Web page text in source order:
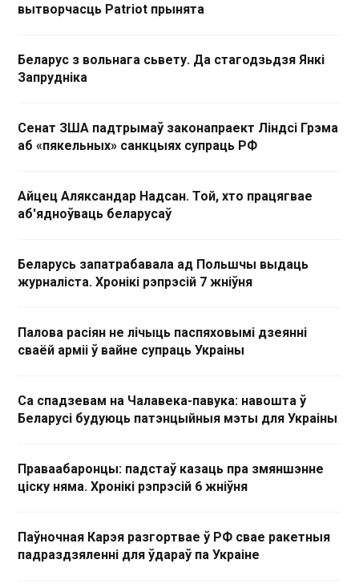
вытворчасць Patriot прынята
Беларус з вольнага сьвету. Да стагодзьдзя Янкі
Запрудніка
Сенат ЗША падтрымаў законапраект Ліндсі Грэма
аб «пякельных» санкцыях супраць РФ
Айцец Аляксандар Надсан. Той, хто працягвае
аб'ядноўваць беларусаў
Беларусь запатрабавала ад Польшчы выдаць
журналіста. Хронікі рэпрэсій 7 жніўня
Палова расіян не лічыць паспяховымі дзеянні
сваёй арміі ў вайне супраць Украіны
Са спадзевам на Чалавека-павука: навошта ў
Беларусі будуюць патэнцыйныя мэты для Украіны
Праваабаронцы: падстаў казаць пра змяншэнне
ціску няма. Хронікі рэпрэсій 6 жніўня
Паўночная Карэя разгортвае ў РФ свае ракетныя
падраздзяленні для ўдараў па Украіне